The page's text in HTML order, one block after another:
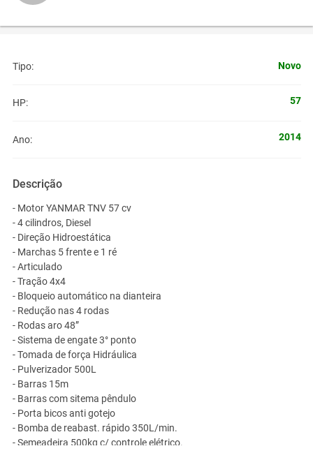
Tipo: Novo
HP: 57
Ano: 2014
Descrição
- Motor YANMAR TNV 57 cv
- 4 cilindros, Diesel
- Direção Hidroestática
- Marchas 5 frente e 1 ré
- Articulado
- Tração 4x4
- Bloqueio automático na dianteira
- Redução nas 4 rodas
- Rodas aro 48”
- Sistema de engate 3° ponto
- Tomada de força Hidráulica
- Pulverizador 500L
- Barras 15m
- Barras com sitema pêndulo
- Porta bicos anti gotejo
- Bomba de reabast. rápido 350L/min.
- Semeadeira 500kg c/ controle elétrico.